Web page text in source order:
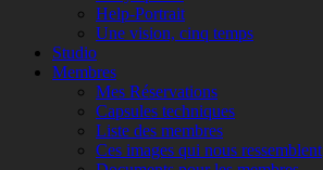
Help-Portrait
Une vision, cinq temps
Studio
Membres
Mes Réservations
Capsules techniques
Liste des membres
Ces images qui nous ressemblent